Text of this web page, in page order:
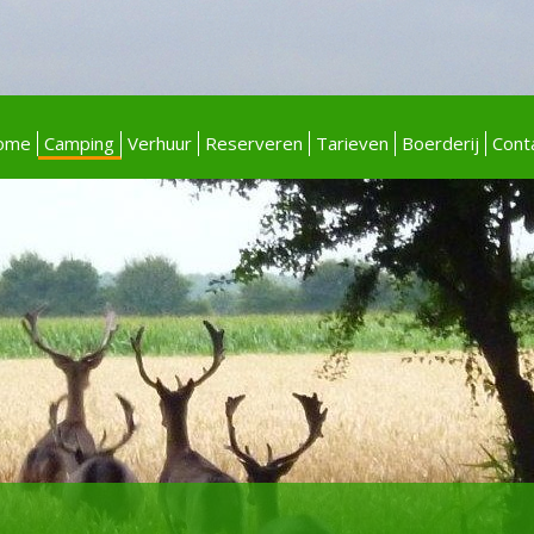
Camping Verhuur Reserveren Tarieven Boerderij